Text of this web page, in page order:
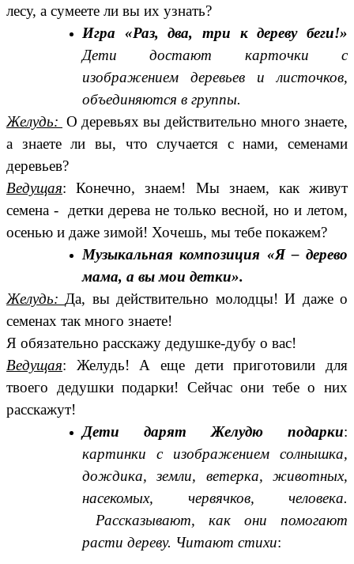
лесу, а сумеете ли вы их узнать?
Игра «Раз, два, три к дереву беги!»
Дети достают карточки с
изображением деревьев и листочков,
объединяются в группы.
Желудь: О деревьях вы действительно много знаете,
а знаете ли вы, что случается с нами, семенами
деревьев?
Ведущая: Конечно, знаем! Мы знаем, как живут
семена - детки дерева не только весной, но и летом,
осенью и даже зимой! Хочешь, мы тебе покажем?
Музыкальная композиция «Я – дерево
мама, а вы мои детки».
Желудь: Да, вы действительно молодцы! И даже о
семенах так много знаете!
Я обязательно расскажу дедушке-дубу о вас!
Ведущая: Желудь! А еще дети приготовили для
твоего дедушки подарки! Сейчас они тебе о них
расскажут!
Дети дарят Желудю подарки:
картинки с изображением солнышка,
дождика, земли, ветерка, животных,
насекомых, червячков, человека.
Рассказывают, как они помогают
расти дереву. Читают стихи: